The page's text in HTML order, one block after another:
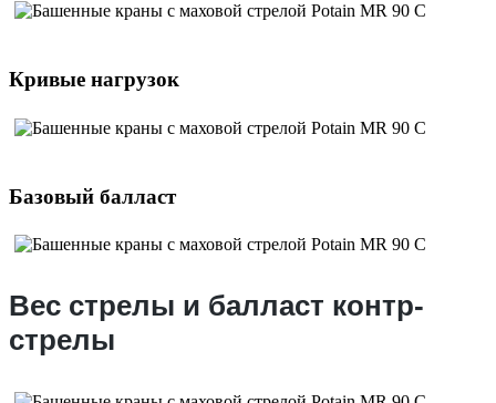
Кривые нагрузок
Базовый балласт
Вес стрелы и балласт контр-
стрелы